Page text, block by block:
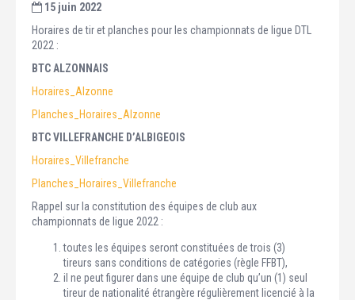
15 juin 2022
Horaires de tir et planches pour les championnats de ligue DTL
2022 :
BTC ALZONNAIS
Horaires_Alzonne
Planches_Horaires_Alzonne
BTC VILLEFRANCHE D’ALBIGEOIS
Horaires_Villefranche
Planches_Horaires_Villefranche
Rappel sur la constitution des équipes de club aux
championnats de ligue 2022 :
toutes les équipes seront constituées de trois (3)
tireurs sans conditions de catégories (règle FFBT),
il ne peut figurer dans une équipe de club qu’un (1) seul
tireur de nationalité étrangère régulièrement licencié à la